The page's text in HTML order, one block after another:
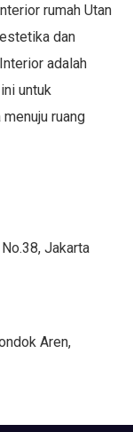
rumah Utan
dan
adalah
untuk
ruang
Jakarta
Aren,